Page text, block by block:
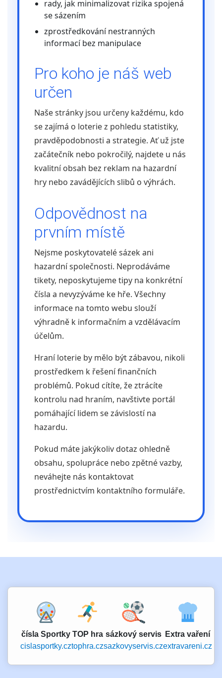
rady, jak minimalizovat rizika spojená
se sázením
zprostředkování nestranných
informací bez manipulace
Pro koho je náš web
určen
Naše stránky jsou určeny každému, kdo
se zajímá o loterie z pohledu statistiky,
pravděpodobnosti a strategie. Ať už jste
začátečník nebo pokročilý, najdete u nás
kvalitní obsah bez reklam na hazardní
hry nebo zavádějících slibů o výhrách.
Odpovědnost na
prvním místě
Nejsme poskytovatelé sázek ani
hazardní společnosti. Neprodáváme
tikety, neposkytujeme tipy na konkrétní
čísla a nevyzýváme ke hře. Všechny
informace na tomto webu slouží
výhradně k informačním a vzdělávacím
účelům.
Hraní loterie by mělo být zábavou, nikoli
prostředkem k řešení finančních
problémů. Pokud cítíte, že ztrácíte
kontrolu nad hraním, navštivte portál
pomáhající lidem se závislostí na
hazardu.
Pokud máte jakýkoliv dotaz ohledně
obsahu, spolupráce nebo zpětné vazby,
neváhejte nás kontaktovat
prostřednictvím kontaktního formuláře.
čísla Sportky
cislasportky.cz
TOP hra
tophra.cz
sázkový servis
sazkovyservis.cz
Extra vaření
extravareni.cz